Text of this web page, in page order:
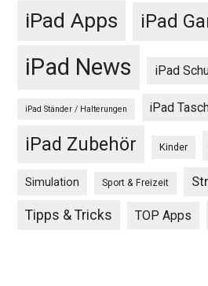
iPad Apps iPad
iPad News iPad
iPad Ständer / Halterungen iPad
iPad Zubehör Kinder
Simulation Sport & Freizeit
Tipps & Tricks TOP Apps